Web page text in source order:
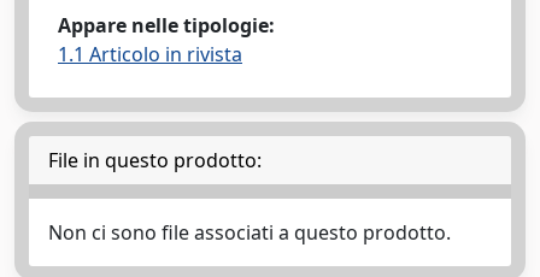
Appare nelle tipologie:
1.1 Articolo in rivista
File in questo prodotto:
Non ci sono file associati a questo prodotto.